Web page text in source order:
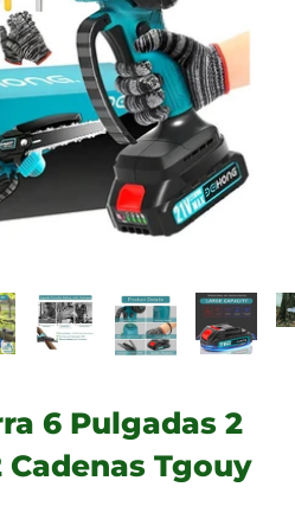
6 Pulgadas 2
Cadenas Tgouy